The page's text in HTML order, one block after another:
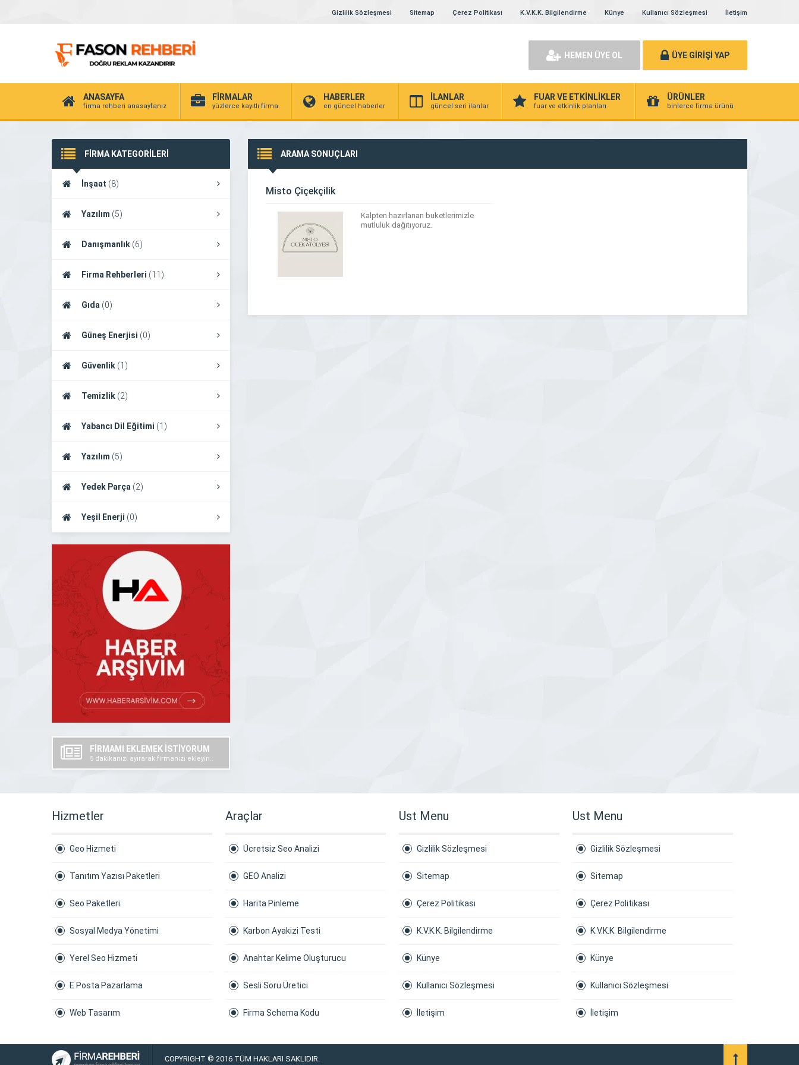
Gizlilik Sözleşmesi Sitemap Çerez Politikası K.V.K.K. Bilgilendirme Künye Kullanıcı Sözleşmesi İletişim
HEMEN ÜYE OL ÜYE GİRİŞİ YAP
ANASAYFA
firma rehberi anasayfanız
FİRMALAR
yüzlerce kayıtlı firma
HABERLER
en güncel haberler
İLANLAR
güncel seri ilanlar
FUAR VE ETKİNLİKLER
fuar ve etkinlik planları
ÜRÜNLER
binlerce firma ürünü
FİRMA KATEGORİLERİ
İnşaat (8)
Yazılım (5)
Danışmanlık (6)
Firma Rehberleri (11)
Gıda (0)
Güneş Enerjisi (0)
Güvenlik (1)
Temizlik (2)
Yabancı Dil Eğitimi (1)
Yazılım (5)
Yedek Parça (2)
Yeşil Enerji (0)
FİRMAMI EKLEMEK İSTİYORUM
5 dakikanızı ayırarak firmanızı ekleyin..
ARAMA SONUÇLARI
Misto Çiçekçilik
Kalpten hazırlanan buketlerimizle
mutluluk dağıtıyoruz.
Hizmetler
Geo Hizmeti
Tanıtım Yazısı Paketleri
Seo Paketleri
Sosyal Medya Yönetimi
Yerel Seo Hizmeti
E Posta Pazarlama
Web Tasarım
Araçlar
Ücretsiz Seo Analizi
GEO Analizi
Harita Pinleme
Karbon Ayakizi Testi
Anahtar Kelime Oluşturucu
Sesli Soru Üretici
Firma Schema Kodu
Ust Menu
Gizlilik Sözleşmesi
Sitemap
Çerez Politikası
K.V.K.K. Bilgilendirme
Künye
Kullanıcı Sözleşmesi
İletişim
Ust Menu
Gizlilik Sözleşmesi
Sitemap
Çerez Politikası
K.V.K.K. Bilgilendirme
Künye
Kullanıcı Sözleşmesi
İletişim
COPYRIGHT © 2016 TÜM HAKLARI SAKLIDIR.